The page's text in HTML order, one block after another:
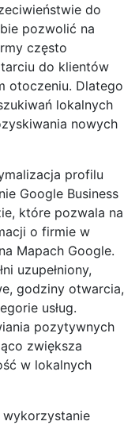
do
pozwolić na
często
do klientów
otoczeniu. Dlatego
lokalnych
nowych
profilu
Google Business
które pozwala na
o firmie w
Mapach Google.
uzupełniony,
godziny otwarcia,
usług.
pozytywnych
zwiększa
w lokalnych
wykorzystanie